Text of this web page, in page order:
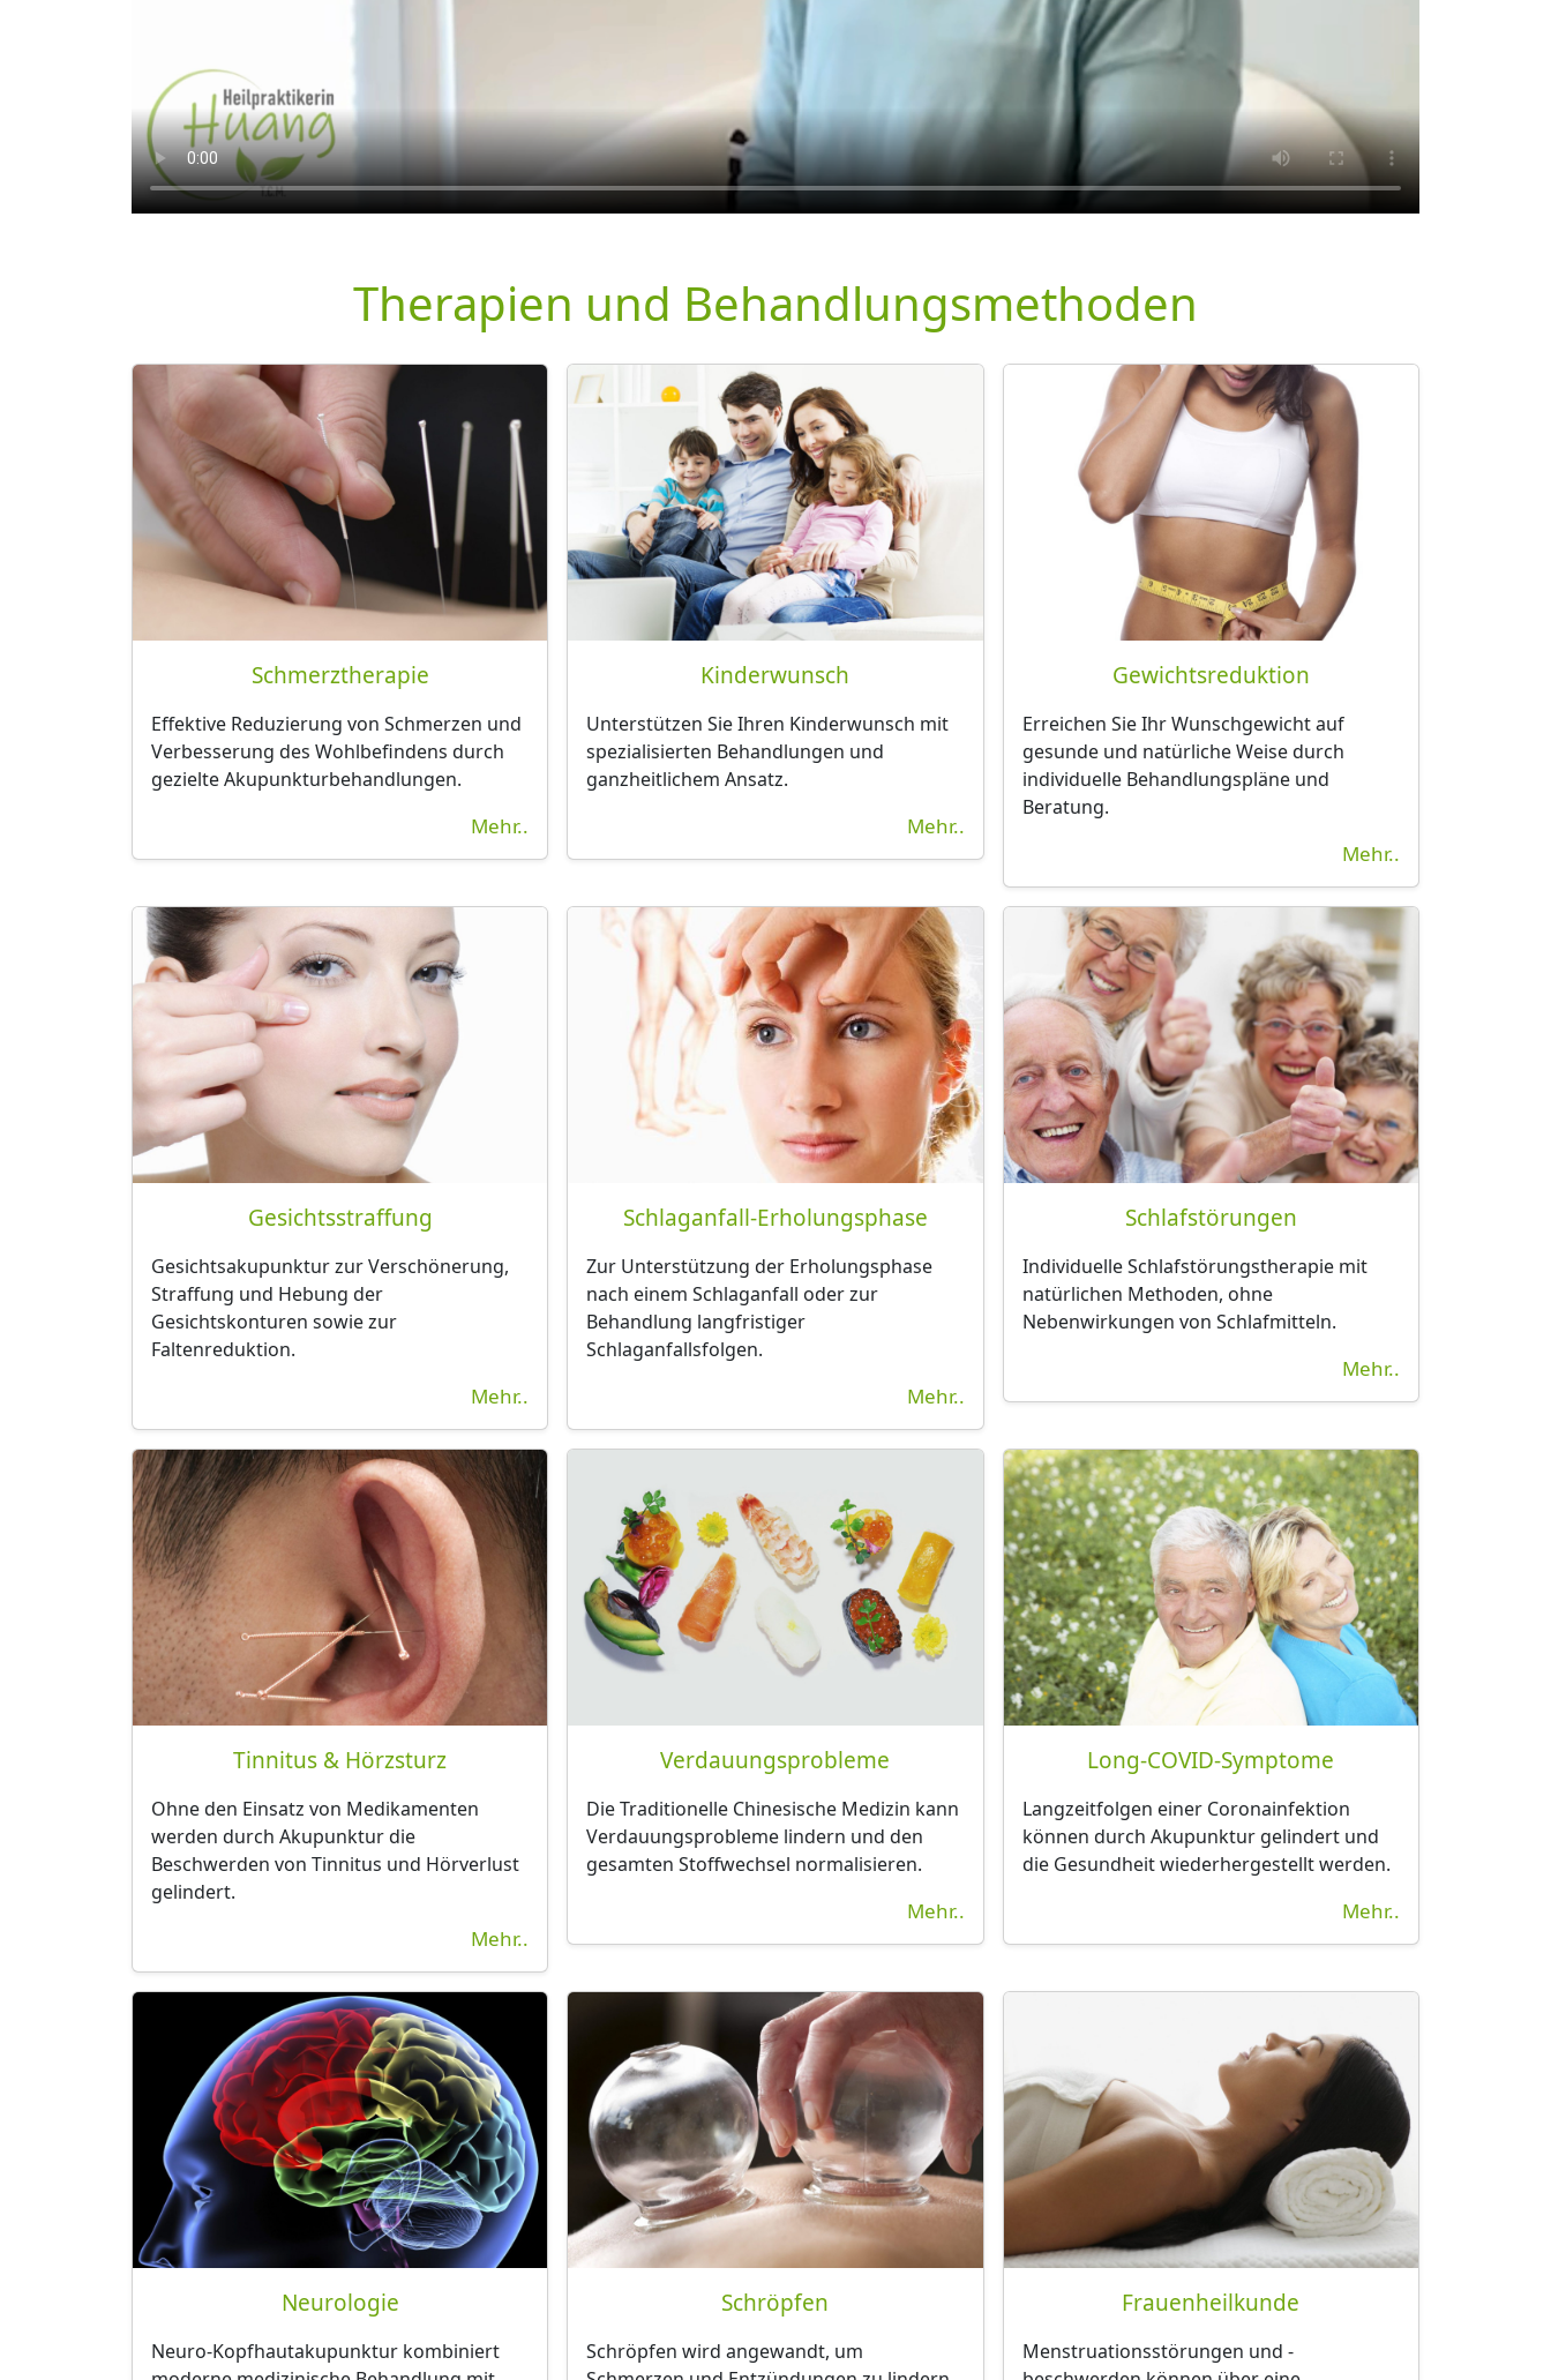
Therapien und Behandlungsmethoden
Schmerztherapie
Effektive Reduzierung von Schmerzen und
Verbesserung des Wohlbefindens durch
gezielte Akupunkturbehandlungen.
Mehr..
Kinderwunsch
Unterstützen Sie Ihren Kinderwunsch mit
spezialisierten Behandlungen und
ganzheitlichem Ansatz.
Mehr..
Gewichtsreduktion
Erreichen Sie Ihr Wunschgewicht auf
gesunde und natürliche Weise durch
individuelle Behandlungspläne und
Beratung.
Mehr..
Gesichtsstraffung
Gesichtsakupunktur zur Verschönerung,
Straffung und Hebung der
Gesichtskonturen sowie zur
Faltenreduktion.
Mehr..
Schlaganfall-Erholungsphase
Zur Unterstützung der Erholungsphase
nach einem Schlaganfall oder zur
Behandlung langfristiger
Schlaganfallsfolgen.
Mehr..
Schlafstörungen
IndividuelleSchlafstörungstherapie mit
natürlichen Methoden, ohne
Nebenwirkungen von Schlafmitteln.
Mehr..
Tinnitus & Hörzsturz
Ohne den Einsatz von Medikamenten
werden durch Akupunktur die
Beschwerden von Tinnitus und Hörverlust
gelindert.
Mehr..
Verdauungsprobleme
Die Traditionelle Chinesische Medizin kann
Verdauungsprobleme lindern und den
gesamten Stoffwechsel normalisieren.
Mehr..
Long-COVID-Symptome
Langzeitfolgen einer Coronainfektion
können durch Akupunktur gelindert und
die Gesundheit wiederhergestellt werden.
Mehr..
Neurologie
Neuro-Kopfhautakupunktur kombiniert
Schröpfen
Schröpfen wird angewandt, um
Frauenheilkunde
Menstruationsstörungen und -